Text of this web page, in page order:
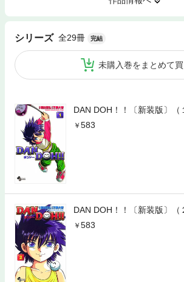
シリーズ 全29冊 完結
未購入巻をまとめて買
DAN DOH！！〔新装版〕（
583
DAN DOH！！〔新装版〕（
583